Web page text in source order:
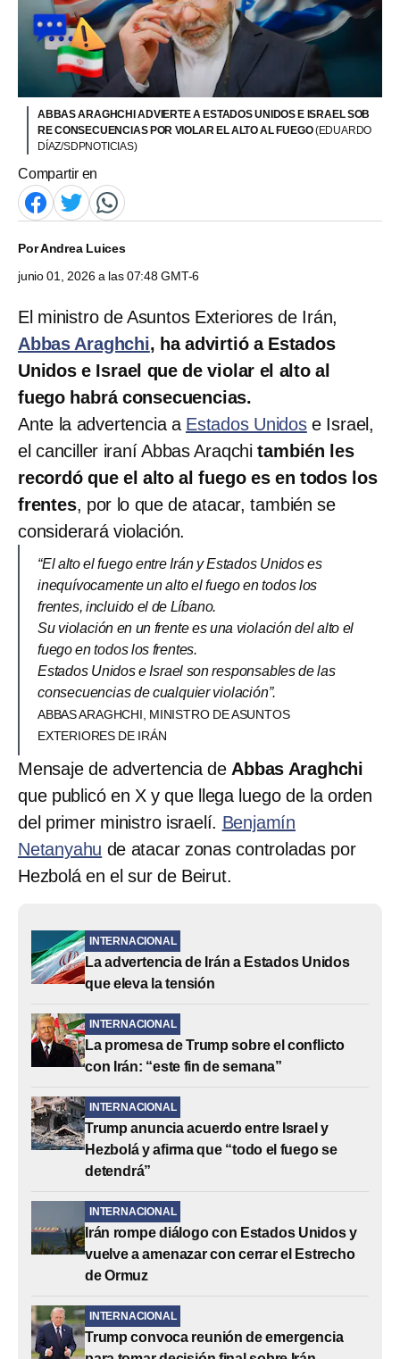
ABBAS ARAGHCHI ADVIERTE A ESTADOS UNIDOS E ISRAEL SOB
RE CONSECUENCIAS POR VIOLAR EL ALTO AL FUEGO(EDUARDO
DÍAZ/SDPNOTICIAS)
Compartir en
PorAndrea Luices
junio 01, 2026 a las 07:48 GMT-6
El ministro de Asuntos Exteriores de Irán,
Abbas Araghchi, ha advirtió a Estados
Unidos e Israel que de violar el alto al
fuego habrá consecuencias.
Ante la advertencia a Estados Unidose Israel,
el canciller iraní Abbas Araqchi también les
recordó que el alto al fuego es en todos los
frentes, por lo que de atacar, también se
considerará violación.
“El alto el fuego entre Irán y Estados Unidos es
inequívocamente un alto el fuego en todos los
frentes, incluido el de Líbano.
Su violación en un frente es una violación del alto el
fuego en todos los frentes.
Estados Unidos e Israel son responsables de las
consecuencias de cualquier violación”.
ABBAS ARAGHCHI, MINISTRO DE ASUNTOS
EXTERIORES DE IRÁN
Mensaje de advertencia de Abbas Araghchi
que publicó en X y que llega luego de la orden
del primer ministro israelí. Benjamín
Netanyahu de atacar zonas controladas por
Hezbolá en el sur de Beirut.
INTERNACIONAL
La advertencia de Irán a Estados Unidos
que eleva la tensión
INTERNACIONAL
La promesa de Trump sobre el conflicto
con Irán: “este fin de semana”
INTERNACIONAL
Trump anuncia acuerdo entre Israel y
Hezbolá y afirma que “todo el fuego se
detendrá”
INTERNACIONAL
Irán rompe diálogo con Estados Unidos y
vuelve a amenazar con cerrar el Estrecho
de Ormuz
INTERNACIONAL
Trump convoca reunión de emergencia